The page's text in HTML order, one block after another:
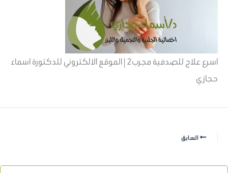
اسرع علاج للصدفية مجرب2 | الموقع الالكتروني للدكتورة اسماء
حجازي
السابق